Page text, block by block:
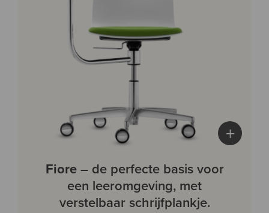
+
Fiore– de perfecte basis voor
een leeromgeving, met
verstelbaar schrijfplankje.